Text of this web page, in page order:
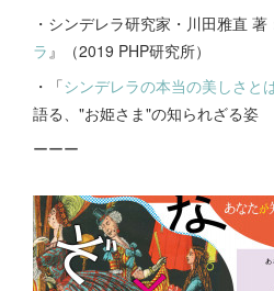
・シンデレラ研究家・川田雅直 著
ラ 』（2019 PHP研究所）
・「シンデレラの本当の美しさと
語る、"お姫さま"の知られざる姿
ーーー